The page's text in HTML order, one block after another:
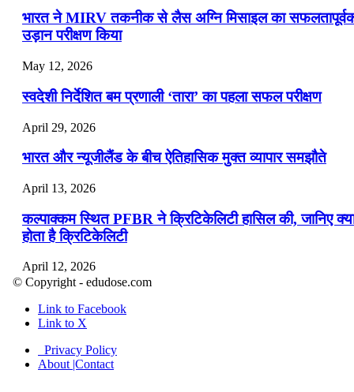
भारत ने MIRV तकनीक से लैस अग्नि मिसाइल का
उड़ान परीक्षण किया
May 12, 2026
स्वदेशी निर्देशित बम प्रणाली ‘तारा’ का पहला सफल परीक्षण
April 29, 2026
भारत और न्यूजीलैंड के बीच ऐतिहासिक मुक्त व्यापार समझौते
April 13, 2026
कल्पाक्कम स्थित PFBR ने क्रिटिकेलिटी हासिल की, जानिए
होता है क्रिटिकेलिटी
April 12, 2026
April 9, 2026
नासा का आर्टेमिस-2 मिशन: मनुष्य एक बार फिर से चंद्रमा के
पहुंचा
© Copyright - edudose.com
Link to Facebook
Link to X
Privacy Policy
About |Contact